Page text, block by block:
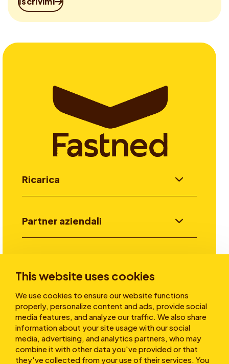
This website uses cookies
We use cookies to ensure our website functions
properly, personalize content and ads, provide social
media features, and analyze our traffic. We also share
information about your site usage with our social
media, advertising, and analytics partners, who may
combine it with other data you've provided or that
they've collected from your use of their services. You
Ricarica
Partner aziendali
Storie
Chi siamo